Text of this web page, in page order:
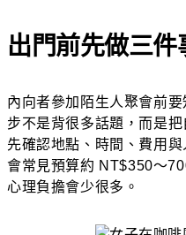
出門前先做三
內向者參加陌生人聚會前
步不是背很多話題，而是
先確認地點、時間、費用
會常見預算約 NT$350～
心理負擔會少很多。